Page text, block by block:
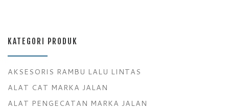
KATEGORI PRODUK
AKSESORIS RAMBU LALU LINTAS
ALAT CAT MARKA JALAN
ALAT PENGECATAN MARKA JALAN